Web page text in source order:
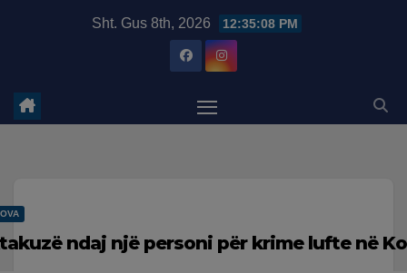
Sht. Gus 8th, 2026 12:35:09 PM
ndaj një personi për krime lufte në